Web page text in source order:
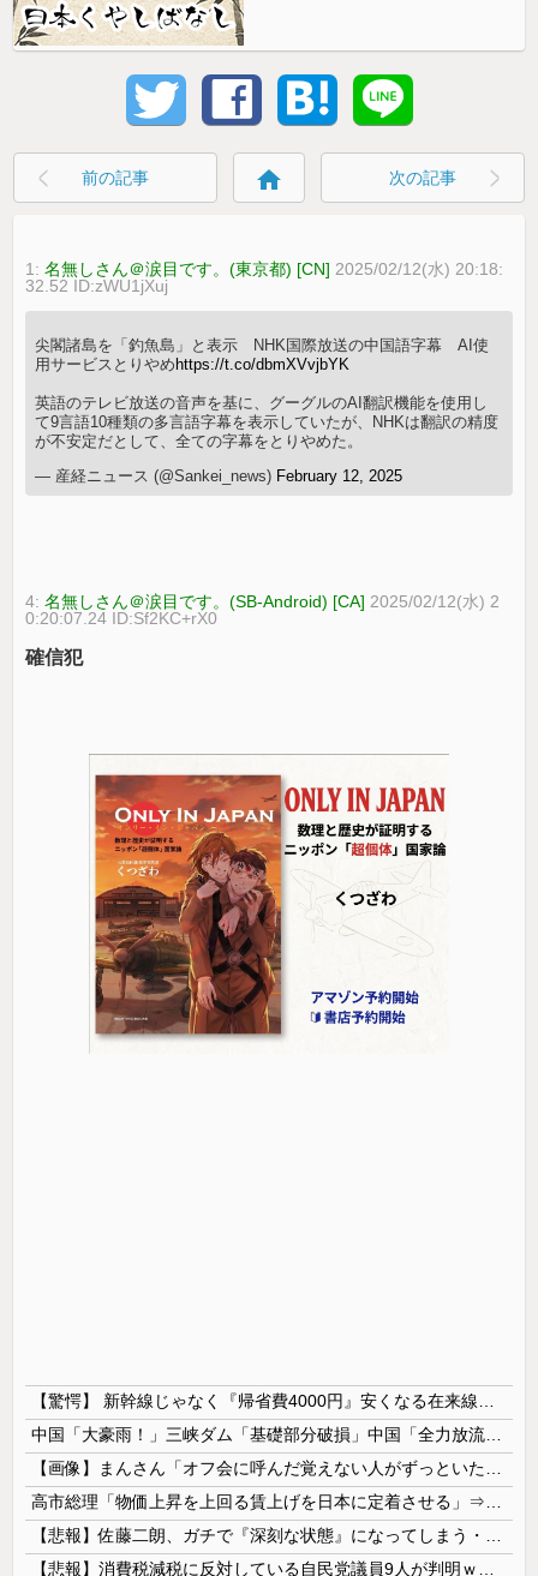
前の記事 home 次の記事
1:名無しさん＠涙目です。(東京都) [CN] 2025/02/12(水) 20:18:
32.52 ID:zWU1jXuj
尖閣諸島を「釣魚島」と表示 NHK国際放送の中国語字幕 AI使
用サービスとりやめ https://t.co/dbmXVvjbYK
英語のテレビ放送の音声を基に、グーグルのAI翻訳機能を使用し
て9言語10種類の多言語字幕を表示していたが、NHKは翻訳の精度
が不安定だとして、全ての字幕をとりやめた。
— 産経ニュース (@Sankei_news) February 12, 2025
4:名無しさん＠涙目です。(SB-Android) [CA] 2025/02/12(水) 2
0:20:07.24 ID:Sf2KC+rX0
確信犯